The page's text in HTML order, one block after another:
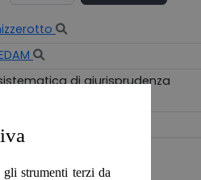
di giurisprudenza
strumenti terzi da